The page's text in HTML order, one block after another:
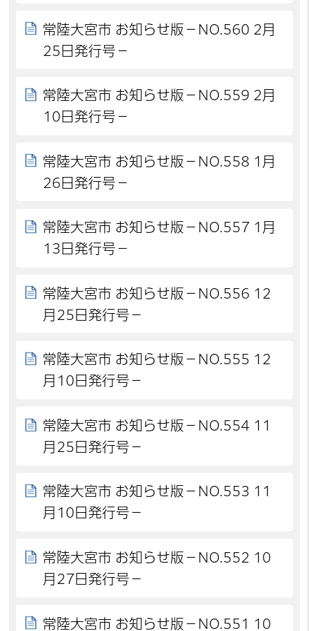
常陸大宮市 お知らせ版－NO.560 2月
25日発行号－
常陸大宮市 お知らせ版－NO.559 2月
10日発行号－
常陸大宮市 お知らせ版－NO.558 1月
26日発行号－
常陸大宮市 お知らせ版－NO.557 1月
13日発行号－
常陸大宮市 お知らせ版－NO.556 12
月25日発行号－
常陸大宮市 お知らせ版－NO.555 12
月10日発行号－
常陸大宮市 お知らせ版－NO.554 11
月25日発行号－
常陸大宮市 お知らせ版－NO.553 11
月10日発行号－
常陸大宮市 お知らせ版－NO.552 10
月27日発行号－
常陸大宮市 お知らせ版－NO.551 10